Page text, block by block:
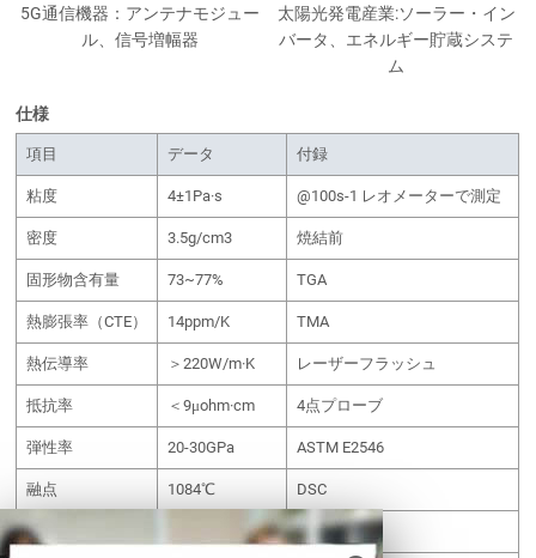
5G通信機器：アンテナモジュー
ル、信号増幅器
太陽光発電産業:ソーラー・イン
バータ、エネルギー貯蔵システ
ム
仕様
項目 データ 付録
粘度 4±1Pa·s @100s-1 レオメーターで測定
密度 3.5g/cm3 焼結前
固形物含有量 73~77% TGA
熱膨張率（CTE） 14ppm/K TMA
熱伝導率 ＞220W/m·K レーザーフラッシュ
抵抗率 ＜9μohm·cm 4点プローブ
弾性率 20-30GPa ASTM E2546
融点 1084℃ DSC
適用表面